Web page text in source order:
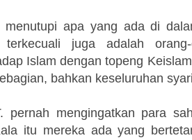
menutupi apa yang ada di
terkecuali juga adalah
Islam dengan topeng
bahkan keseluruhan
pernah mengingatkan para
itu mereka ada yang